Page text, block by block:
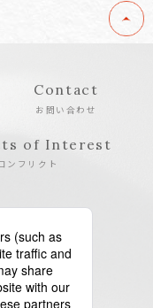
Contact
お問い合わせ
of Interest
ンフリクト